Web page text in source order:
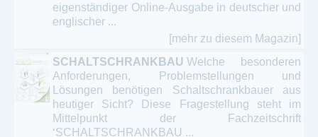
eigenständiger Online-Ausgabe in deutscher und
englischer ...
[mehr zu diesem Magazin]
SCHALTSCHRANKBAU Welche besonderen
Anforderungen, Problemstellungen und
Lösungen benötigen Schaltschrankbauer aus
heutiger Sicht? Diese Fragestellung steht im
Mittelpunkt der Fachzeitschrift
‘SCHALTSCHRANKBAU ...